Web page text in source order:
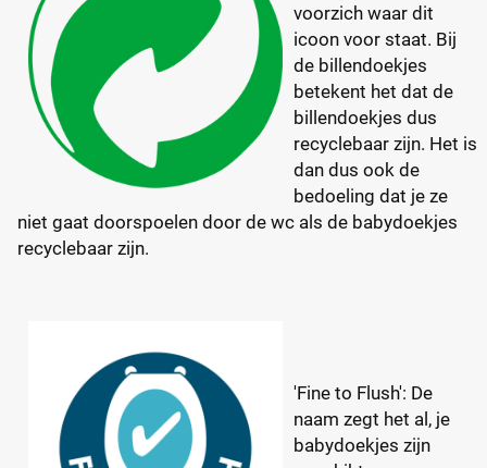
voorzich waar dit
icoon voor staat. Bij
de billendoekjes
betekent het dat de
billendoekjes dus
recyclebaar zijn. Het is
dan dus ook de
bedoeling dat je ze
niet gaat doorspoelen door de wc als de babydoekjes
recyclebaar zijn.
'Fine to Flush': De
naam zegt het al, je
babydoekjes zijn